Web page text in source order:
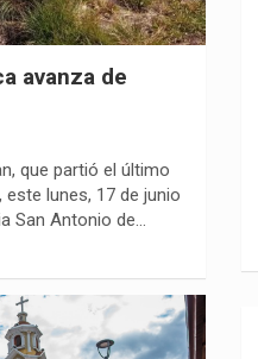
avanza de
que partió el último
lunes, 17 de junio
San Antonio de…